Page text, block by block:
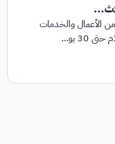
الأعمال والخدمات